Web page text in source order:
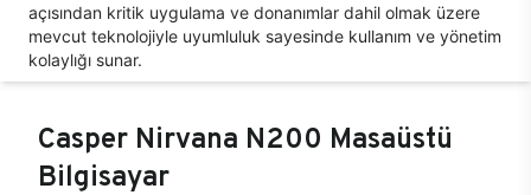
açısından kritik uygulama ve donanımlar dahil olmak üzere
mevcut teknolojiyle uyumluluk sayesinde kullanım ve yönetim
kolaylığı sunar.
Casper Nirvana N200 Masaüstü
Bilgisayar